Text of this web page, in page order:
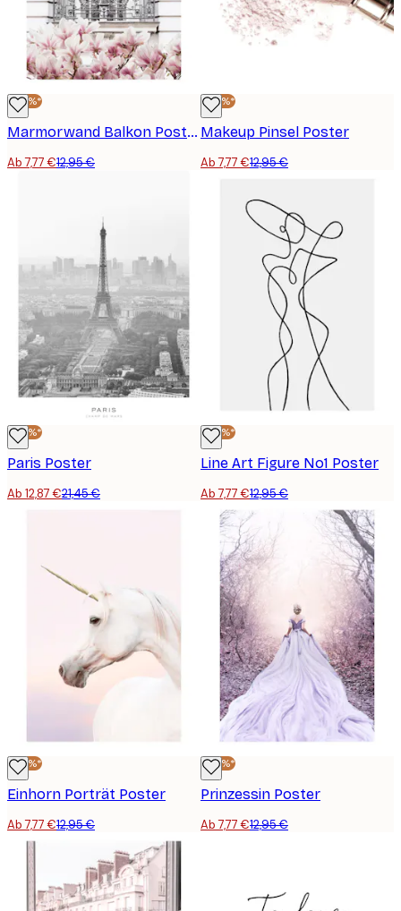
-40%*
Marmorwand Balkon Poster
Ab 7,77 €12,95 €
-40%*
Makeup Pinsel Poster
Ab 7,77 €12,95 €
-40%*
Paris Poster
Ab 12,87 €21,45 €
-40%*
Line Art Figure No1 Poster
Ab 7,77 €12,95 €
-40%*
Einhorn Porträt Poster
Ab 7,77 €12,95 €
-40%*
Prinzessin Poster
Ab 7,77 €12,95 €